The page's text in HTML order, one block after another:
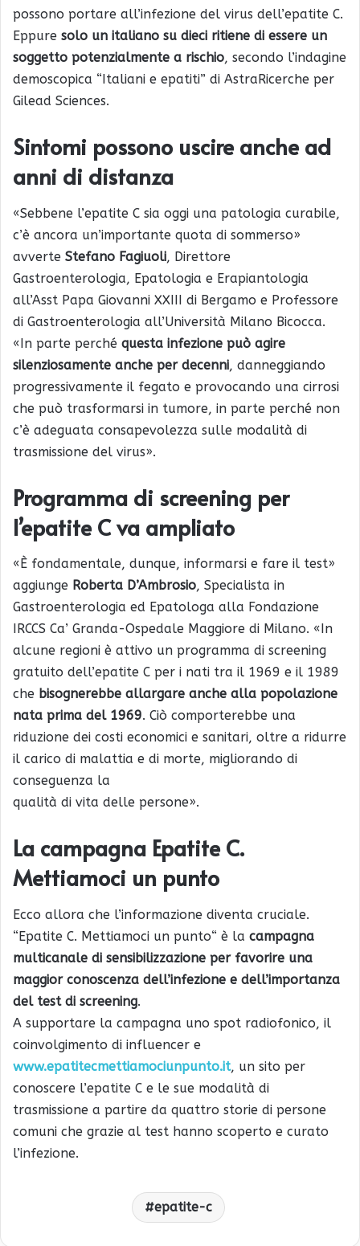
possono portare all’infezione del virus dell’epatite C.
Eppure solo un italiano su dieci ritiene di essere un
soggetto potenzialmente a rischio, secondo l’indagine
demoscopica “Italiani e epatiti” di AstraRicerche per
Gilead Sciences.
Sintomi possono uscire anche ad
anni di distanza
«Sebbene l’epatite C sia oggi una patologia curabile,
c’è ancora un’importante quota di sommerso»
avverte Stefano Fagiuoli, Direttore
Gastroenterologia, Epatologia e Erapiantologia
all’Asst Papa Giovanni XXIII di Bergamo e Professore
di Gastroenterologia all’Università Milano Bicocca.
«In parte perché questa infezione può agire
silenziosamente anche per decenni, danneggiando
progressivamente il fegato e provocando una cirrosi
che può trasformarsi in tumore, in parte perché non
c’è adeguata consapevolezza sulle modalità di
trasmissione del virus».
Programma di screening per
l’epatite C va ampliato
«È fondamentale, dunque, informarsi e fare il test»
aggiunge Roberta D’Ambrosio, Specialista in
Gastroenterologia ed Epatologa alla Fondazione
IRCCS Ca’ Granda-Ospedale Maggiore di Milano. «In
alcune regioni è attivo un programma di screening
gratuito dell’epatite C per i nati tra il 1969 e il 1989
che bisognerebbe allargare anche alla popolazione
nata prima del 1969. Ciò comporterebbe una
riduzione dei costi economici e sanitari, oltre a ridurre
il carico di malattia e di morte, migliorando di
conseguenza la
qualità di vita delle persone».
La campagna Epatite C.
Mettiamoci un punto
Ecco allora che l’informazione diventa cruciale.
“Epatite C. Mettiamoci un punto“ è la campagna
multicanale di sensibilizzazione per favorire una
maggior conoscenza dell’infezione e dell’importanza
del test di screening.
A supportare la campagna uno spot radiofonico, il
coinvolgimento di influencer e
www.epatitecmettiamociunpunto.it, un sito per
conoscere l’epatite C e le sue modalità di
trasmissione a partire da quattro storie di persone
comuni che grazie al test hanno scoperto e curato
l’infezione.
epatite-c